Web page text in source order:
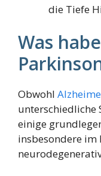
die Tiefe
Was
Obwohl
unterschiedliche
einige
insbesondere